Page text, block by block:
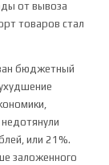
от вывоза
товаров стал
бюджетный
или 21%.
заложенного